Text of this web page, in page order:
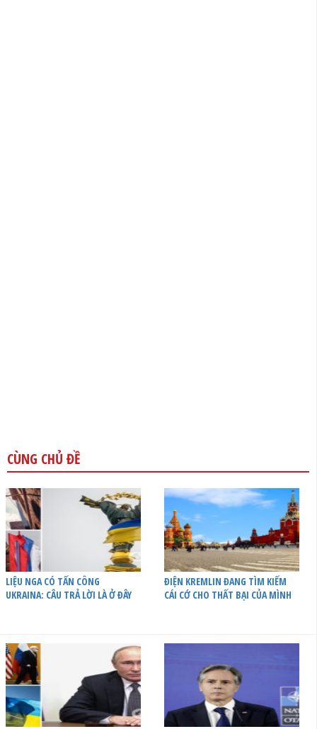
CÙNG CHỦ ĐỀ
LIỆU NGA CÓ TẤN CÔNG
UKRAINA: CÂU TRẢ LỜI LÀ Ở ĐÂY
ĐIỆN KREMLIN ĐANG TÌM KIẾM
CÁI CỚ CHO THẤT BẠI CỦA MÌNH